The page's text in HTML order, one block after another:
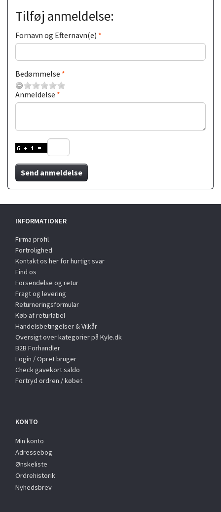
Tilføj anmeldelse:
Fornavn og Efternavn(e)
Bedømmelse
Anmeldelse
Send anmeldelse
INFORMATIONER
Firma profil
Fortrolighed
Kontakt os her for hurtigt svar
Find os
Forsendelse og retur
Fragt og levering
Returneringsformular
Køb af returlabel
Handelsbetingelser & Vilkår
Oversigt over kategorier på Kyle.dk
B2B Forhandler
Login / Opret bruger
Check gavekort saldo
Fortryd ordren / købet
KONTO
Min konto
Adressebog
Ønskeliste
Ordrehistorik
Nyhedsbrev